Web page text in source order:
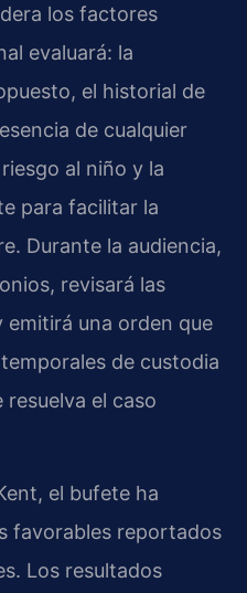
los factores
evaluará: la
el historial de
de cualquier
al niño y la
para facilitar la
Durante la audiencia,
revisará las
emitirá una orden que
de custodia
el caso
el bufete ha
favorables reportados
Los resultados